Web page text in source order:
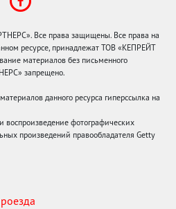
Все права защищены. Все права на
ресурсе, принадлежат ТОВ «КЕПРЕЙТ
материалов без письменного
запрещено.
данного ресурса гиперссылка на
воспроизведение фотографических
произведений правообладателя Getty